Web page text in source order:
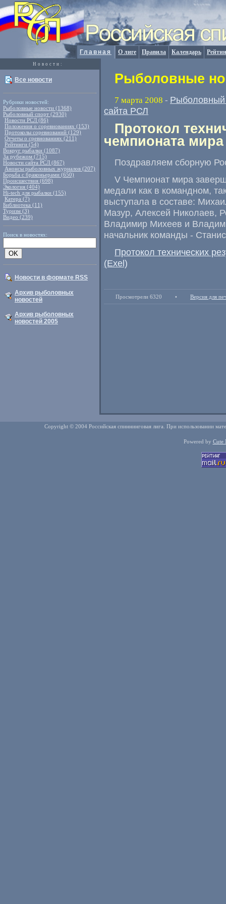
Главная О лиге Правила Календарь
Новости:
Все новости
Рубрики новостей:
Рыболовные новости (1368)
Рыболовный спорт (2930)
Новости РСЛ (86)
Положения о соревнованиях (153)
Протоколы соревнований (129)
Отчеты о сревнованиях (211)
Рейтинги (54)
Вокруг рыбалки (1087)
За рубежом (715)
Новости сайта РСЛ (867)
Анонсы рыболовных журналов (207)
Борьба с браконьерами (650)
Происшествия (698)
Экология (404)
Hi-tech для рыбалки (155)
Катера (7)
Библиотека (11)
Туризм (3)
Видео (239)
Поиск в новостях:
Новости в формате RSS
Архив рыболовных
новостей
Архив рыболовных
новостей 2005
Рыболовные
7 марта 2008 - Рыболовный
сайта РСЛ
Протокол
чемпионата
Поздравляем сборную
V Чемпионат мира
медали как в командном,
выступала в составе:
Мазур, Алексей Николаев,
Владимир Михеев и
начальник команды -
Протокол технических
(Exel)
Просмотрели 6320 • Версия для
Copyright © 2004 Российская спиннинговая лига. При использовании
Powered by Cute